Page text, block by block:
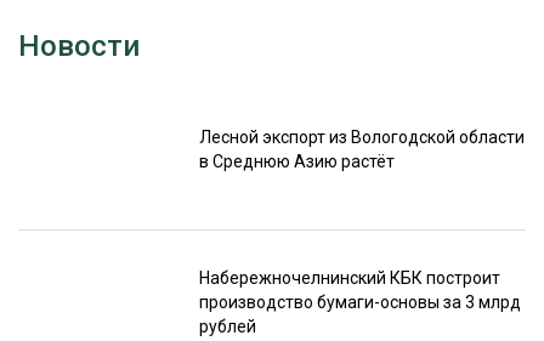
Новости
Лесной экспорт из Вологодской области
в Среднюю Азию растёт
Набережночелнинский КБК построит
производство бумаги-основы за 3 млрд
рублей